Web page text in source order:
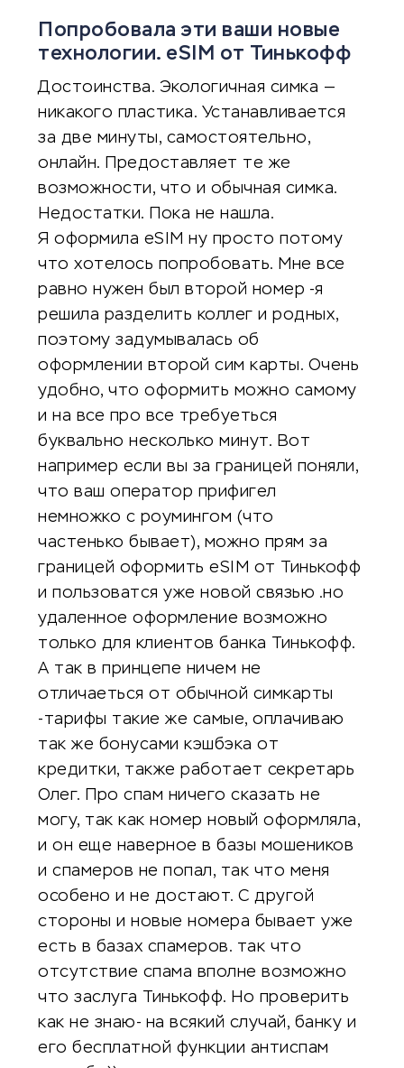
Попробовала эти ваши новые
технологии. eSIM от Тинькофф
Достоинства. Экологичная симка —
никакого пластика. Устанавливается
за две минуты, самостоятельно,
онлайн. Предоставляет те же
возможности, что и обычная симка.
Недостатки. Пока не нашла.
Я оформила eSIM ну просто потому
что хотелось попробовать. Мне все
равно нужен был второй номер -я
решила разделить коллег и родных,
поэтому задумывалась об
оформлении второй сим карты. Очень
удобно, что оформить можно самому
и на все про все требуеться
буквально несколько минут. Вот
например если вы за границей поняли,
что ваш оператор прифигел
немножко с роумингом (что
частенько бывает), можно прям за
границей оформить eSIM от Тинькофф
и пользоватся уже новой связью .но
удаленное оформление возможно
только для клиентов банка Тинькофф.
А так в принцепе ничем не
отличаеться от обычной симкарты
-тарифы такие же самые, оплачиваю
так же бонусами кэшбэка от
кредитки, также работает секретарь
Олег. Про спам ничего сказать не
могу, так как номер новый оформляла,
и он еще наверное в базы мошеников
и спамеров не попал, так что меня
особено и не достают. С другой
стороны и новые номера бывает уже
есть в базах спамеров. так что
отсутствие спама вполне возможно
что заслуга Тинькофф. Но проверить
как не знаю- на всякий случай, банку и
его бесплатной функции антиспам